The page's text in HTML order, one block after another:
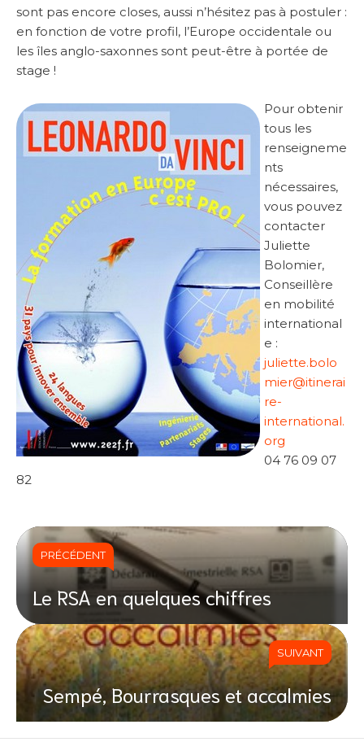
sont pas encore closes, aussi n’hésitez pas à postuler :
en fonction de votre profil, l’Europe occidentale ou
les îles anglo-saxonnes sont peut-être à portée de
stage !
Pour obtenir
tous les
renseigneme
nts
nécessaires,
vous pouvez
contacter
Juliette
Bolomier,
Conseillère
en mobilité
international
e :
juliette.bolo
mier@itinerai
re-
international.
org
04 76 09 07
82
PRÉCÉDENT
Le RSA en quelques chiffres
SUIVANT
Sempé, Bourrasques et accalmies